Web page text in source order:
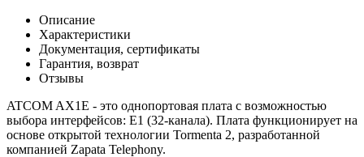
Описание
Характеристики
Документация, сертификаты
Гарантия, возврат
Отзывы
ATCOM AX1E - это однопортовая плата с возможностью
выбора интерфейсов: E1 (32-канала). Плата функционирует на
основе открытой технологии Tormenta 2, разработанной
компанией Zapata Telephony.